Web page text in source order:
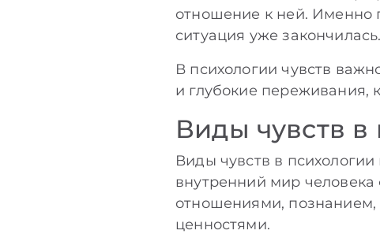
отношение к ней. Именно
ситуация уже закончилась.
В психологии чувств
и глубокие переживания,
Виды чувств в
Виды чувств в
внутренний мир
отношениями,
ценностями.